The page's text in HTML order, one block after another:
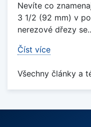
Nevíte co
3 1/2 (92 mm) v
nerezové dřezy
Číst více
Všechny články a